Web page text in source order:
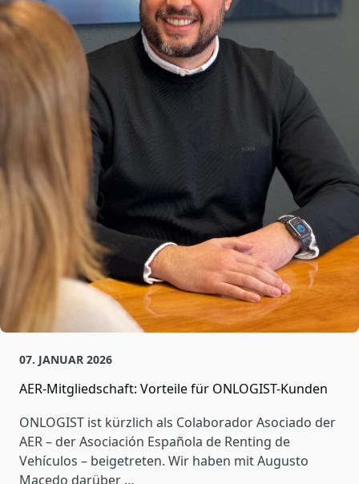
07. JANUAR 2026
AER-Mitgliedschaft: Vorteile für ONLOGIST-Kunden
ONLOGIST ist kürzlich als Colaborador Asociado der
AER – der Asociación Española de Renting de
Vehículos – beigetreten. Wir haben mit Augusto
Macedo darüber …